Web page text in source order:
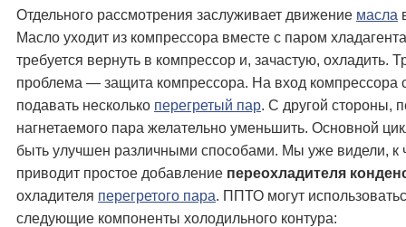
Отдельного рассмотрения заслуживает движение масла
Масло уходит из компрессора вместе с паром
требуется вернуть в компрессор и, зачастую, охладить.
проблема — защита компрессора. На вход компрессора
подавать несколько перегретый пар. С другой стороны,
нагнетаемого пара желательно уменьшить. Основной
быть улучшен различными способами. Мы уже видели, к
приводит простое добавление переохладителя
охладителя перегретого пара. ППТО могут
следующие компоненты холодильного контура: